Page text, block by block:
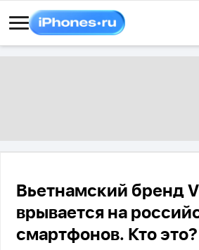
Вьетнамский бренд
врывается на
смартфонов. Кто это?